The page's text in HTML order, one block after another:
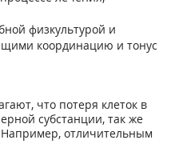
физкультурой и
координацию и тонус
что потеря клеток в
субстанции, так же
отличительным